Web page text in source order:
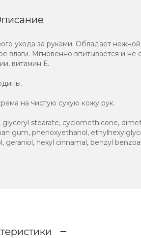
ухода за руками. Обладает
влаги. Мгновенно впитывается и не
витамин Е.
на чистую сухую кожу рук.
glyceryl stearate, cyclomethicone,
gum, phenoxyethanol,
hexyl cinnamal, benzyl